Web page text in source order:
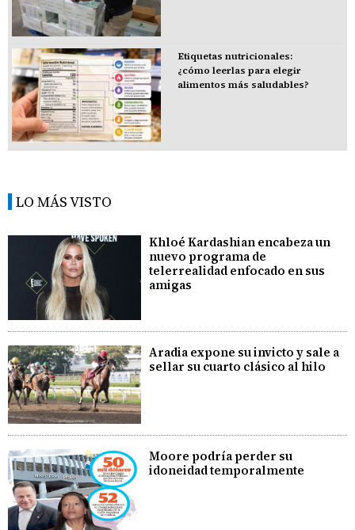
Etiquetas nutricionales:
¿cómo leerlas para elegir
alimentos más saludables?
LO MÁS VISTO
Khloé Kardashian encabeza un
nuevo programa de
telerrealidad enfocado en sus
amigas
Aradia expone su invicto y sale a
sellar su cuarto clásico al hilo
Moore podría perder su
idoneidad temporalmente